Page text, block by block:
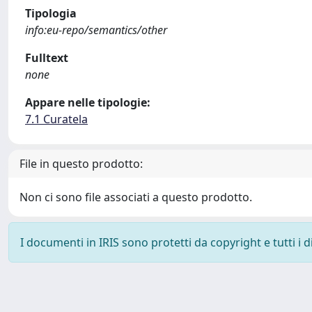
Tipologia
info:eu-repo/semantics/other
Fulltext
none
Appare nelle tipologie:
7.1 Curatela
File in questo prodotto:
Non ci sono file associati a questo prodotto.
I documenti in IRIS sono protetti da copyright e tutti i